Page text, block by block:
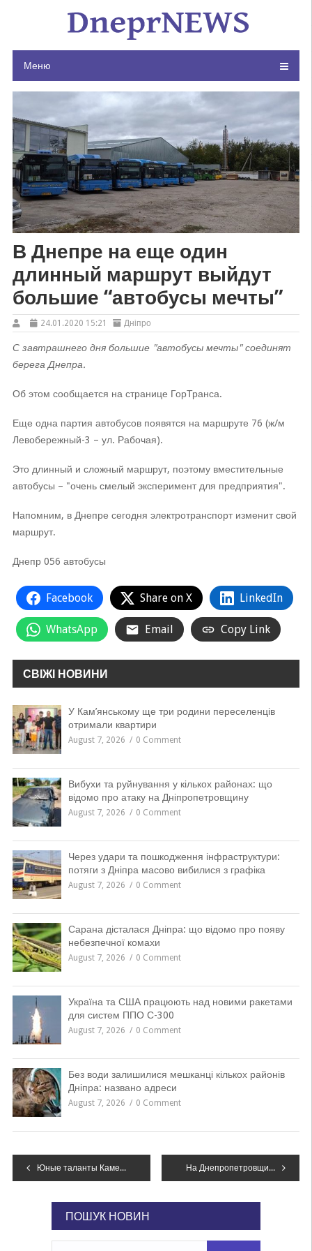
Меню
В Днепре на еще один
длинный маршрут выйдут
большие “автобусы мечты”
24.01.2020 15:21 Дніпро
С завтрашнего дня большие "автобусы мечты" соединят
берега Днепра.
Об этом сообщается на странице ГорТранса.
Еще одна партия автобусов появятся на маршруте 76 (ж/м
Левобережный-3 – ул. Рабочая).
Это длинный и сложный маршрут, поэтому вместительные
автобусы – "очень смелый эксперимент для предприятия".
Напомним, в Днепре сегодня электротранспорт изменит свой
маршрут.
Днепр 056 автобусы
Facebook Share on X LinkedIn
WhatsApp Email Copy Link
СВІЖІ НОВИНИ
У Кам’янському ще три родини переселенців
отримали квартири
August 7, 2026 0 Comment
Вибухи та руйнування у кількох районах: що
відомо про атаку на Дніпропетровщину
August 7, 2026 0 Comment
Через удари та пошкодження інфраструктури:
потяги з Дніпра масово вибилися з графіка
August 7, 2026 0 Comment
Сарана дісталася Дніпра: що відомо про появу
небезпечної комахи
August 7, 2026 0 Comment
Україна та США працюють над новими ракетами
для систем ППО С-300
August 7, 2026 0 Comment
Без води залишилися мешканці кількох районів
Дніпра: названо адреси
August 7, 2026 0 Comment
Навігація
Юные таланты Каменского отметили «Праздник единения» На Днепропетровщине из 3-метровой ловушки освободили собаку, – ФОТО
ПОШУК НОВИН